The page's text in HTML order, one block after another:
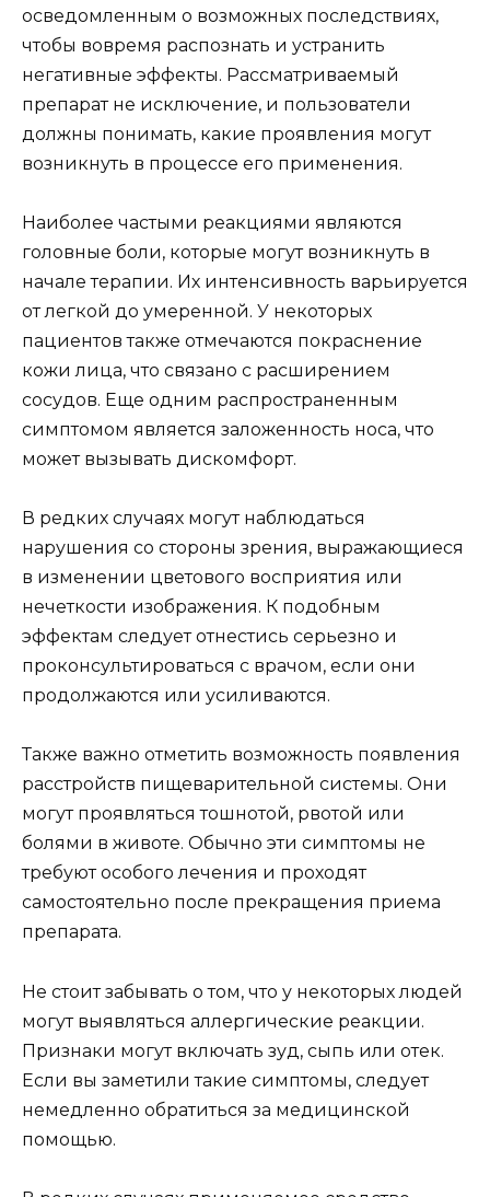
осведомленным о возможных последствиях,
чтобы вовремя распознать и устранить
негативные эффекты. Рассматриваемый
препарат не исключение, и пользователи
должны понимать, какие проявления могут
возникнуть в процессе его применения.
Наиболее частыми реакциями являются
головные боли, которые могут возникнуть в
начале терапии. Их интенсивность варьируется
от легкой до умеренной. У некоторых
пациентов также отмечаются покраснение
кожи лица, что связано с расширением
сосудов. Еще одним распространенным
симптомом является заложенность носа, что
может вызывать дискомфорт.
В редких случаях могут наблюдаться
нарушения со стороны зрения, выражающиеся
в изменении цветового восприятия или
нечеткости изображения. К подобным
эффектам следует отнестись серьезно и
проконсультироваться с врачом, если они
продолжаются или усиливаются.
Также важно отметить возможность появления
расстройств пищеварительной системы. Они
могут проявляться тошнотой, рвотой или
болями в животе. Обычно эти симптомы не
требуют особого лечения и проходят
самостоятельно после прекращения приема
препарата.
Не стоит забывать о том, что у некоторых людей
могут выявляться аллергические реакции.
Признаки могут включать зуд, сыпь или отек.
Если вы заметили такие симптомы, следует
немедленно обратиться за медицинской
помощью.